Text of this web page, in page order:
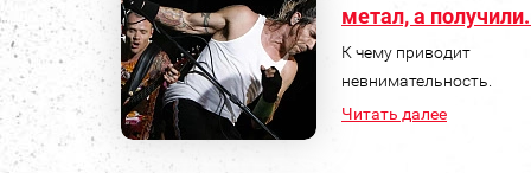
метал, а
К чему приводит
невнимательность.
Читать далее